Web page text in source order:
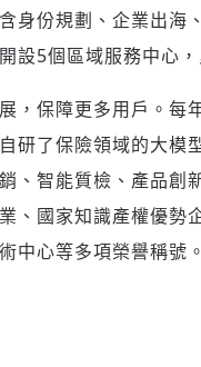
身份規劃、企業出海
設5個區域服務中心
，保障更多用戶。每
研了保險領域的大模
、智能質檢、產品創
、國家知識產權優勢
中心等多項榮譽稱號。